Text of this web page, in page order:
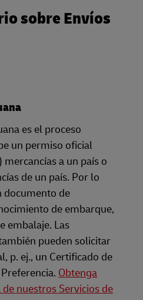
sobre Envíos
es el proceso
un permiso oficial
a un país o
de un país. Por lo
documento de
de embarque,
embalaje. Las
pueden solicitar
p. ej., un Certificado de
Obtenga
nuestros Servicios de